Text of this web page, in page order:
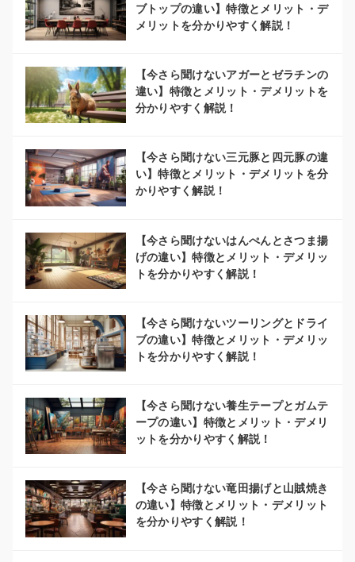
ブトップの違い】特徴とメリット・デ
メリットを分かりやすく解説！
【今さら聞けないアガーとゼラチンの
違い】特徴とメリット・デメリットを
分かりやすく解説！
【今さら聞けない三元豚と四元豚の違
い】特徴とメリット・デメリットを分
かりやすく解説！
【今さら聞けないはんぺんとさつま揚
げの違い】特徴とメリット・デメリッ
トを分かりやすく解説！
【今さら聞けないツーリングとドライ
ブの違い】特徴とメリット・デメリッ
トを分かりやすく解説！
【今さら聞けない養生テープとガムテ
ープの違い】特徴とメリット・デメリ
ットを分かりやすく解説！
【今さら聞けない竜田揚げと山賊焼き
の違い】特徴とメリット・デメリット
を分かりやすく解説！